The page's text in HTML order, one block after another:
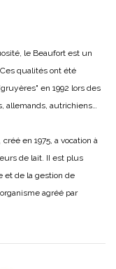
le Beaufort est un
qualités ont été
en 1992 lors des
allemands, autrichiens…
créé en 1975, a vocation à
de lait. II est plus
et de la gestion de
agréé par